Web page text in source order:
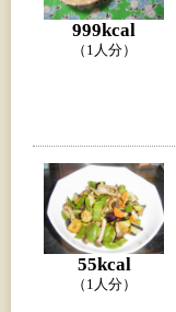
999kcal
（1人分）
55kcal
（1人分）